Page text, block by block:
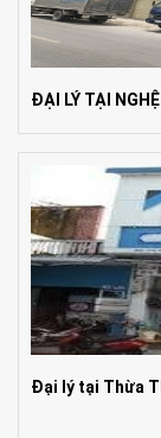
ĐẠI LÝ TẠI
Đại lý tại Thừa